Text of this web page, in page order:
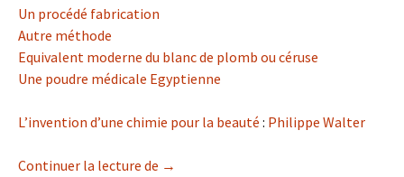
Un procédé fabrication
Autre méthode
Equivalent moderne du blanc de plomb ou céruse
Une poudre médicale Egyptienne
L’invention d’une chimie pour la beauté : Philippe Walter
Continuer la lecture de Blanc de plomb
→